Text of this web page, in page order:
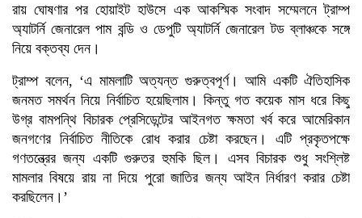
রায় ঘোষণার পর হোয়াইট হাউসে এক আকস্মিক সংবাদ সম্মেলনে ট্রাম্প
অ্যাটর্নি জেনারেল পাম বন্ডি ও ডেপুটি অ্যাটর্নি জেনারেল টড ব্লাঞ্চকে সঙ্গে
নিয়ে বক্তব্য দেন।
ট্রাম্প বলেন, ‘এ মামলাটি অত্যন্ত গুরুত্বপূর্ণ। আমি একটি ঐতিহাসিক
জনমত সমর্থন নিয়ে নির্বাচিত হয়েছিলাম। কিন্তু গত কয়েক মাস ধরে কিছু
উগ্র বামপন্থি বিচারক প্রেসিডেন্টের আইনগত ক্ষমতা খর্ব করে আমেরিকান
জনগণের নির্বাচিত নীতিকে রোধ করার চেষ্টা করছেন। এটি প্রকৃতপক্ষে
গণতন্ত্রের জন্য একটি গুরুতর হুমকি ছিল। এসব বিচারক শুধু সংশ্লিষ্ট
মামলার বিষয়ে রায় না দিয়ে পুরো জাতির জন্য আইন নির্ধারণ করার চেষ্টা
করছিলেন।’